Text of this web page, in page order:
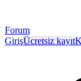
Forum
GirişÜcretsiz kayıt